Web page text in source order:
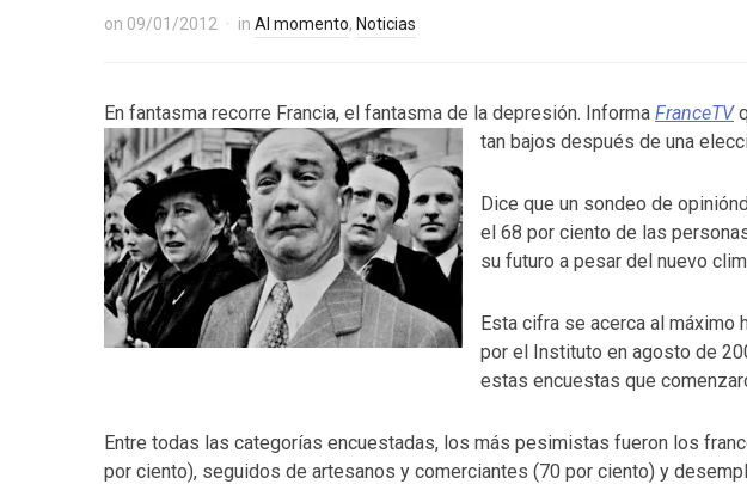
on 09/01/2012 in Al momento, Noticias
En fantasma recorre Francia, el fantasma de la depresión. Informa FranceTV
tan bajos después de una
Dice que un sondeo de
el 68 por ciento de las
su futuro a pesar del nuevo
Esta cifra se acerca al
por el Instituto en agosto de
estas encuestas que
Entre todas las categorías encuestadas, los más pesimistas fueron los
por ciento), seguidos de artesanos y comerciantes (70 por ciento) y